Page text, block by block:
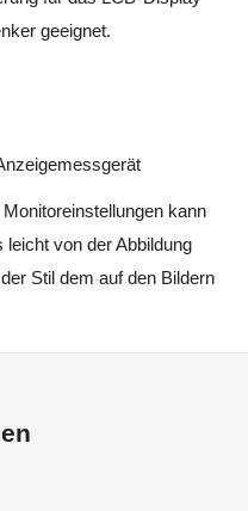
geeignet.
kann
von der Abbildung
Stil dem auf den Bildern